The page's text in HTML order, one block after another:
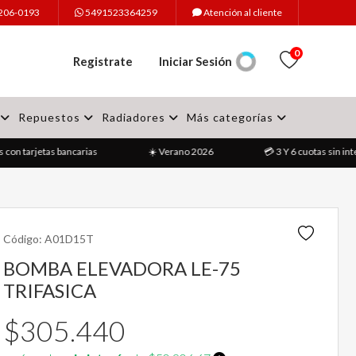
0193 5491523364259 Atención al cliente
Registrate Iniciar Sesión
0
Repuestos Radiadores Más categorías
tarjetas bancarias ☀️ Verano 2026 💳 3 Y 6 cuotas sin
Código: A01D15T
BOMBA ELEVADORA LE-75
TRIFASICA
$305.440